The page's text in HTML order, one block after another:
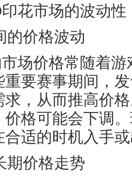
印花市场的波动性
的价格波动
市场价格常随着
重要赛事期间，
求，从而推高价
价格可能会下调
合适的时机入手
期价格走势